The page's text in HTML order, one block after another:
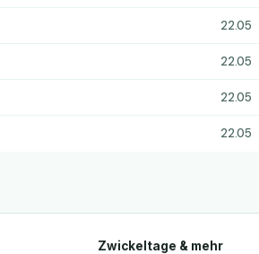
22.05
22.05
22.05
22.05
Zwickeltage & mehr